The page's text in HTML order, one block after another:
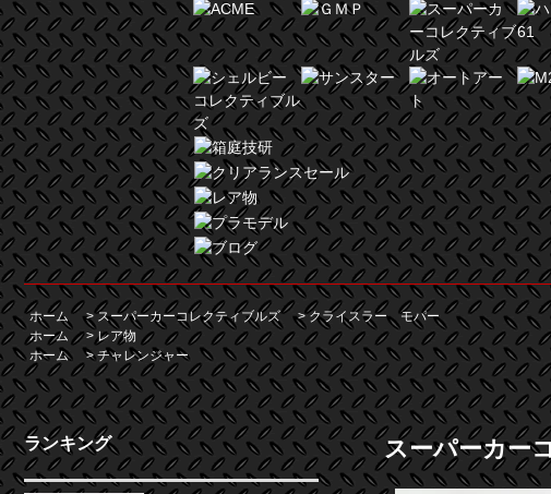
ホーム >スーパーカーコレクティブルズ >クライスラー モパー
ホーム
>レア物
ホーム
>チャレンジャー
ランキング スーパーカー